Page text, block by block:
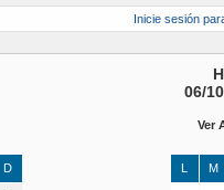
Inicie sesión
06/
Ver
D L M